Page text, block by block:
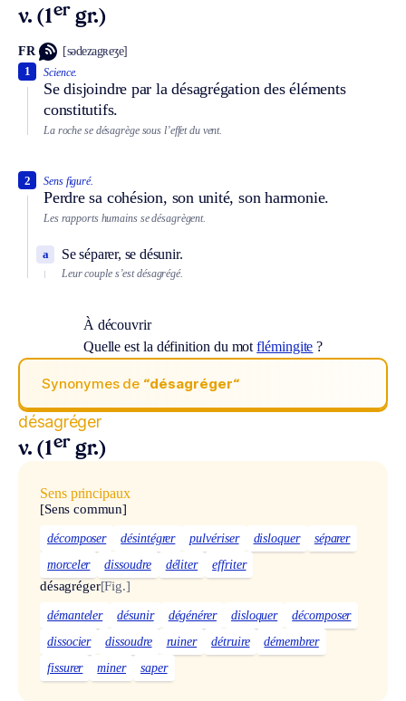
v. (1er gr.)
FR [sədezagʀeʒe]
Science.
Se disjoindre par la désagrégation des éléments
constitutifs.
1
La roche se désagrège sous l’effet du vent.
Sens figuré.
Perdre sa cohésion, son unité, son harmonie.
2
Les rapports humains se désagrègent.
Se séparer, se désunir.
a
Leur couple s’est désagrégé.
À découvrir
Quelle est la définition du motflémingite ?
Synonymes de “désagréger“
désagréger
v. (1er gr.)
Sens principaux
[Sens commun]
décomposer désintégrer pulvériser disloquer
séparer
morceler
dissoudre déliter effriter
désagréger[Fig.]
démanteler désunir dégénérer disloquer
décomposer
dissocier
dissoudre ruiner détruire
démembrer
fissurer
miner saper